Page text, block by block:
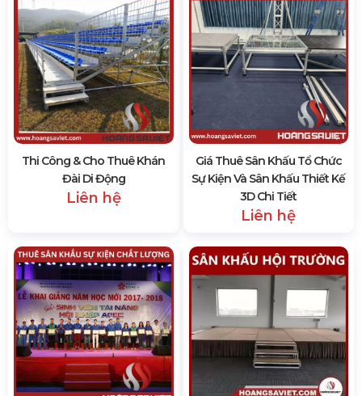
Thi Công & Cho Thuê Khán
Đài Di Động
Liên hệ
Giá Thuê Sân Khấu Tổ Chức
Sự Kiện Và Sân Khấu Thiết Kế
3D Chi Tiết
Liên hệ